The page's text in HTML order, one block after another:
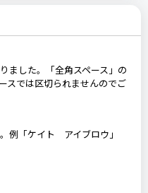
ました。「全角スペース」の
スでは区切られませんのでご
例「ケイト アイブロウ」